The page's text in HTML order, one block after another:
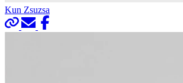
Kun Zsuzsa